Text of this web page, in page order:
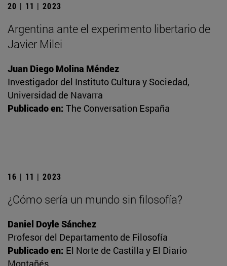
20 | 11 | 2023
Argentina ante el experimento libertario de
Javier Milei
Juan Diego Molina Méndez
Investigador del Instituto Cultura y Sociedad,
Universidad de Navarra
Publicado en: The Conversation España
16 | 11 | 2023
¿Cómo sería un mundo sin filosofía?
Daniel Doyle Sánchez
Profesor del Departamento de Filosofía
Publicado en: El Norte de Castilla y El Diario
Montañés